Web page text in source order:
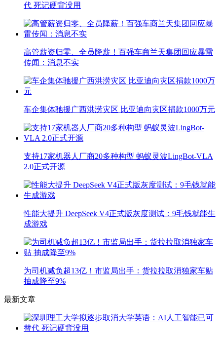
代 死记硬背没用
高管薪资归零、全员降薪！百强车商兰天集团回应暴雷
传闻：消息不实
车企集体驰援广西洪涝灾区 比亚迪向灾区捐款1000万元
支持17家机器人厂商20多种构型 蚂蚁灵波LingBot-VLA
2.0正式开源
性能大提升 DeepSeek V4正式版灰度测试：9毛钱就能生
成游戏
为司机减负超13亿！市监局出手：货拉拉取消独家车贴
抽成降至9%
最新文章